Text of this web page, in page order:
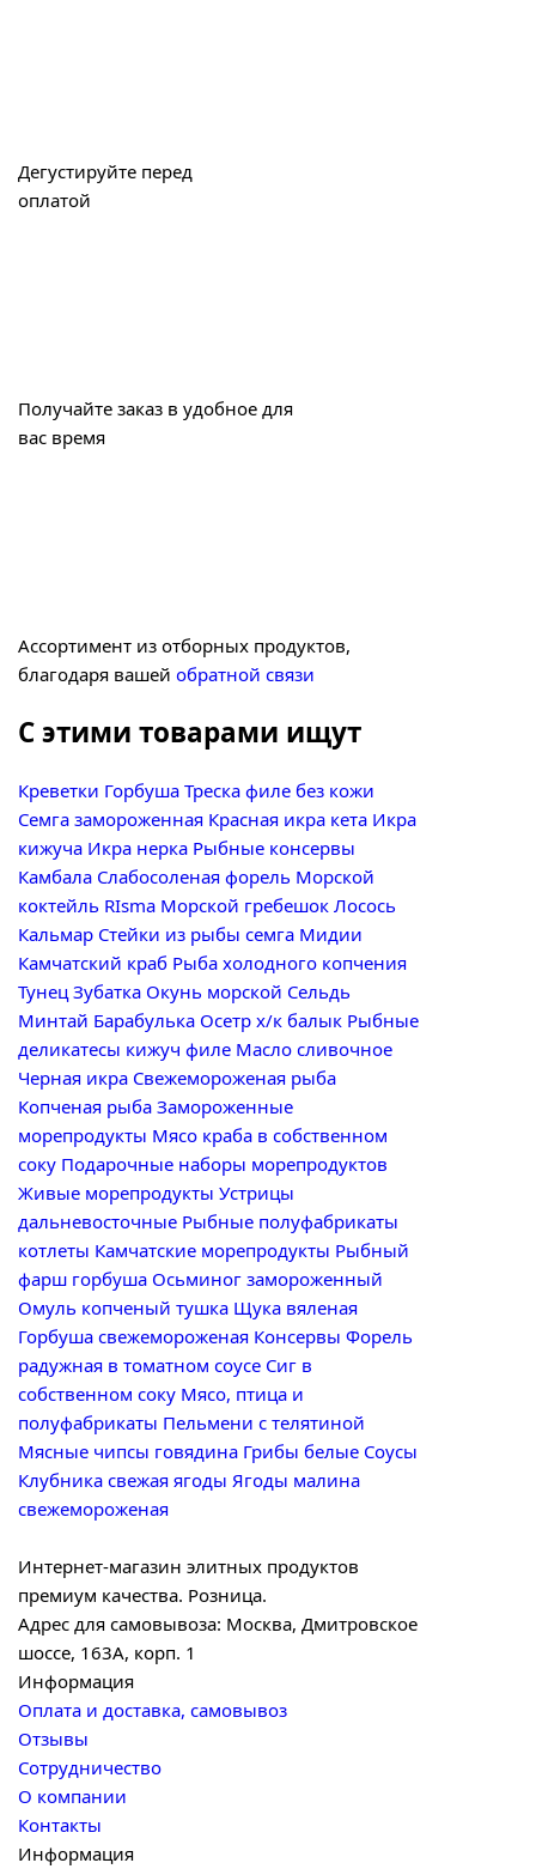
Дегустируйте перед
оплатой
Получайте заказ в удобное для
вас время
Ассортимент из отборных продуктов,
благодаря вашей обратной связи
С этими товарами ищут
Креветки Горбуша Треска филе без кожи
Семга замороженная Красная икра кета Икра
кижуча Икра нерка Рыбные консервы
Камбала Слабосоленая форель Морской
коктейль RIsma Морской гребешок Лосось
Кальмар Стейки из рыбы семга Мидии
Камчатский краб Рыба холодного копчения
Тунец Зубатка Окунь морской Сельдь
Минтай Барабулька Осетр х/к балык Рыбные
деликатесы кижуч филе Масло сливочное
Черная икра Свежемороженая рыба
Копченая рыба Замороженные
морепродукты Мясо краба в собственном
соку Подарочные наборы морепродуктов
Живые морепродукты Устрицы
дальневосточные Рыбные полуфабрикаты
котлеты Камчатские морепродукты Рыбный
фарш горбуша Осьминог замороженный
Омуль копченый тушка Щука вяленая
Горбуша свежемороженая Консервы Форель
радужная в томатном соусе Сиг в
собственном соку Мясо, птица и
полуфабрикаты Пельмени с телятиной
Мясные чипсы говядина Грибы белые Соусы
Клубника свежая ягоды Ягоды малина
свежемороженая
Интернет-магазин элитных продуктов
премиум качества. Розница.
Адрес для самовывоза: Москва, Дмитровское
шоссе, 163А, корп. 1
Информация
Оплата и доставка, самовывоз
Отзывы
Сотрудничество
О компании
Контакты
Информация